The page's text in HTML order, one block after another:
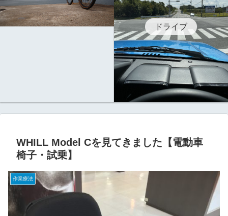
ドライブ
WHILL Model Cを見てきました【電動車
椅子・試乗】
作業療法